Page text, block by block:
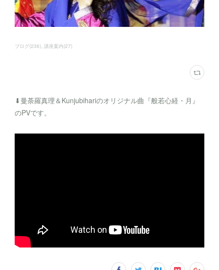
ブログ(236) 講座案内(27)
⬇︎曼荼羅真理＆Kunjubihariのオリジナル曲『般若心経・月』
のPVです。